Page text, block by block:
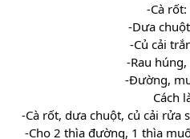
-Cà rốt:
-Dưa
-Củ cải
-Rau
-Đường,
Cách
-Cà rốt, dưa chuột, củ cải rửa
-Cho 2 thìa đường, 1 thìa